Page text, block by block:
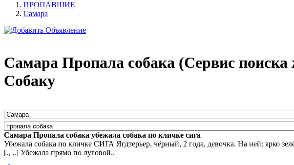
ПРОПАВШИЕ
Самара
Самара Пропала собака (Сервис
Собаку
Самара Пропала собака убежала собака по кличке сига
Убежала собака по кличке СИГА Ягдтерьер, чёрный, 2 года, девочка. На ней: ярко
[., ..] Убежала прямо по луговой..